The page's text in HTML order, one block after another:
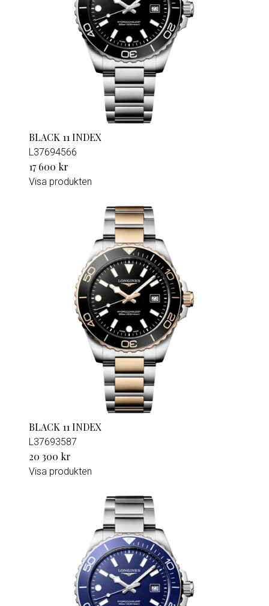
BLACK 11 INDEX
L37694566
17 600 kr
Visa produkten
BLACK 11 INDEX
L37693587
20 300 kr
Visa produkten